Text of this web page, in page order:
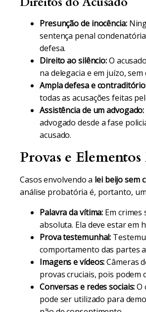
Presunção de inocência:
sentença penal
defesa.
Direito ao silêncio:O
na delegacia e em juízo,
Ampla defesa e
todas as acusações feitas
Assistência de um advogado:
advogado desde a fase
acusado.
Provas e
Casos envolvendo a lei beijo sem
análise probatória é, portanto,
Palavra da vítima: Em crimes
absoluta. Ela deve estar em
Prova testemunhal:
comportamento das partes
Imagens e vídeos:Câmeras
provas cruciais, pois
Conversas e redes sociais:O
pode ser utilizado para